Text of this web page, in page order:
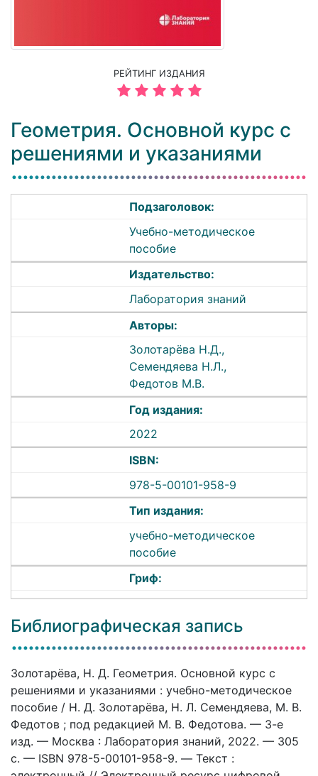
РЕЙТИНГ ИЗДАНИЯ
Геометрия. Основной курс с
решениями и указаниями
Подзаголовок:
Учебно-методическое
пособие
Издательство:
Лаборатория знаний
Авторы:
Золотарёва Н.Д.,
Семендяева Н.Л.,
Федотов М.В.
Год издания:
2022
ISBN:
978-5-00101-958-9
Тип издания:
учебно-методическое
пособие
Гриф:
Библиографическая запись
Золотарёва, Н. Д. Геометрия. Основной курс с
решениями и указаниями : учебно-методическое
пособие / Н. Д. Золотарёва, Н. Л. Семендяева, М. В.
Федотов ; под редакцией М. В. Федотова. — 3-е
изд. — Москва : Лаборатория знаний, 2022. — 305
c. — ISBN 978-5-00101-958-9. — Текст :